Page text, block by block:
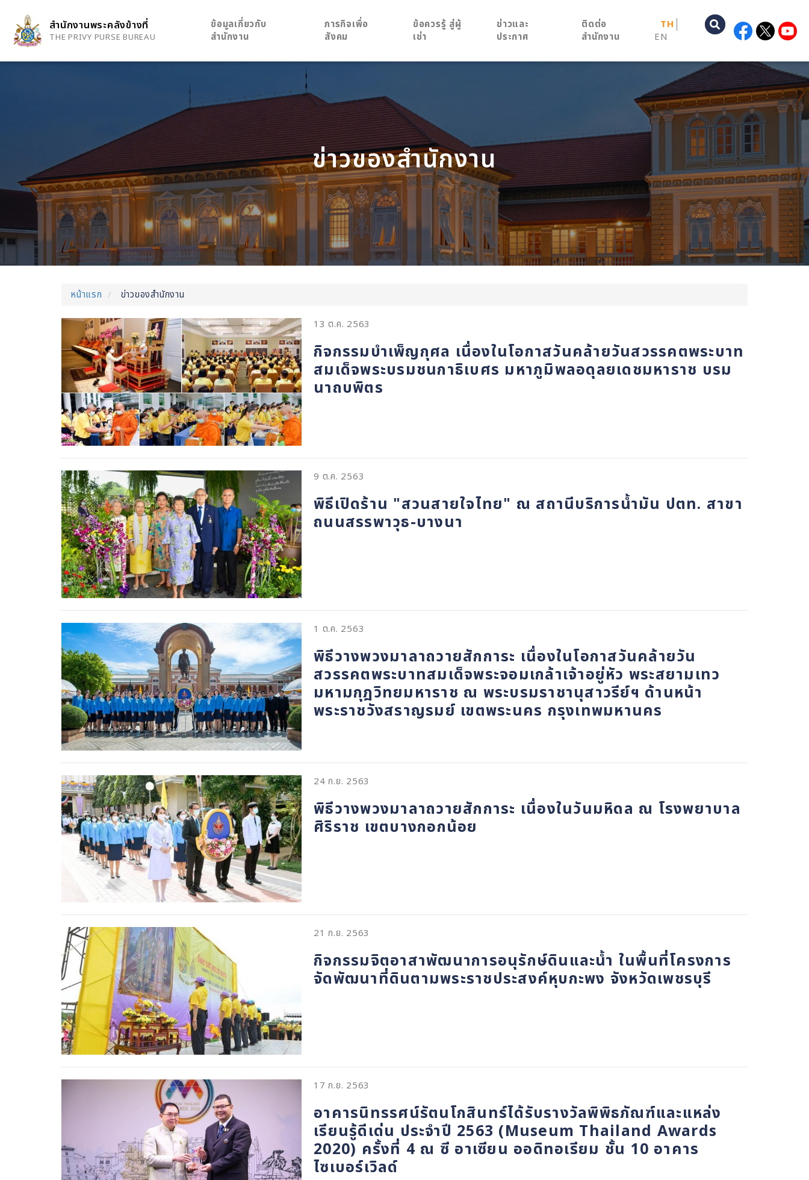
main
content
สำนักงานพระคลังข้างที่
THE PRIVY PURSE BUREAU
ข้อมูลเกี่ยวกับ
สำนักงาน
ภารกิจเพื่อ
สังคม
ข้อควรรู้ สู่ผู้
เช่า
ข่าวและ
ประกาศ
ติดต่อ
สำนักงาน
TH
EN
ข่าวของสำนักงาน
หน้าแรก ข่าวของสำนักงาน
13 ต.ค. 2563
กิจกรรมบำเพ็ญกุศล เนื่องในโอกาสวันคล้ายวันสวรรคตพระบาท
สมเด็จพระบรมชนกาธิเบศร มหาภูมิพลอดุลยเดชมหาราช บรม
นาถบพิตร
9 ต.ค. 2563
พิธีเปิดร้าน "สวนสายใจไทย" ณ สถานีบริการน้ำมัน ปตท. สาขา
ถนนสรรพาวุธ-บางนา
1 ต.ค. 2563
พิธีวางพวงมาลาถวายสักการะ เนื่องในโอกาสวันคล้ายวัน
สวรรคตพระบาทสมเด็จพระจอมเกล้าเจ้าอยู่หัว พระสยามเทว
มหามกุฎวิทยมหาราช ณ พระบรมราชานุสาวรีย์ฯ ด้านหน้า
พระราชวังสราญรมย์ เขตพระนคร กรุงเทพมหานคร
24 ก.ย. 2563
พิธีวางพวงมาลาถวายสักการะ เนื่องในวันมหิดล ณ โรงพยาบาล
ศิริราช เขตบางกอกน้อย
21 ก.ย. 2563
กิจกรรมจิตอาสาพัฒนาการอนุรักษ์ดินและน้ำ ในพื้นที่โครงการ
จัดพัฒนาที่ดินตามพระราชประสงค์หุบกะพง จังหวัดเพชรบุรี
17 ก.ย. 2563
อาคารนิทรรศน์รัตนโกสินทร์ได้รับรางวัลพิพิธภัณฑ์และแหล่ง
เรียนรู้ดีเด่น ประจำปี 2563 (Museum Thailand Awards
2020) ครั้งที่ 4 ณ ซี อาเซียน ออดิทอเรียม ชั้น 10 อาคาร
ไซเบอร์เวิลด์